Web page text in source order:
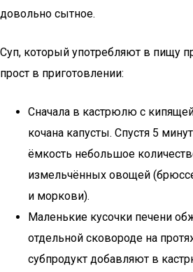
довольно сытное.
Суп, который употребляют в пищу
прост в приготовлении:
Сначала в кастрюлю с
кочана капусты. Спустя 5
ёмкость небольшое
измельчённых овощей
и моркови).
Маленькие кусочки печени
отдельной сковороде на
субпродукт добавляют в